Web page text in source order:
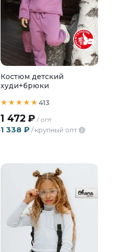
Костюм детский
худи+брюки
413
1 472 ₽ / опт
1 338 ₽ / крупный опт i